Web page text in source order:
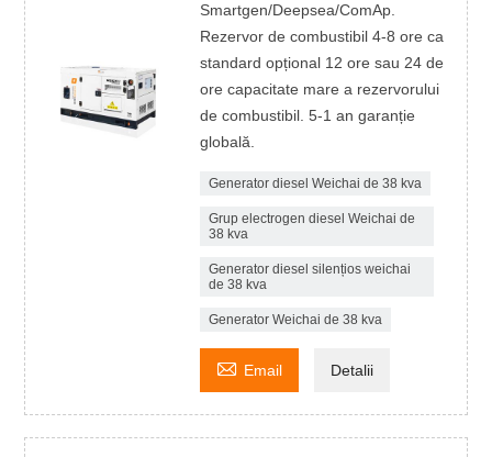
Smartgen/Deepsea/ComAp.
Rezervor de combustibil 4-8 ore ca
standard opțional 12 ore sau 24 de
ore capacitate mare a rezervorului
de combustibil. 5-1 an garanție
globală.
Generator diesel Weichai de 38 kva
Grup electrogen diesel Weichai de
38 kva
Generator diesel silențios weichai
de 38 kva
Generator Weichai de 38 kva
 Email Detalii